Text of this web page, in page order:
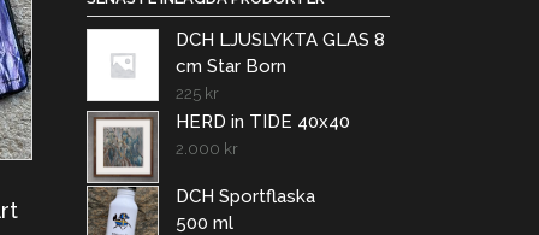
DCH LJUSLYKTA GLAS 8
cm Star Born
225 kr
HERD in TIDE 40x40
2.000 kr
DCH Sportflaska
500 ml